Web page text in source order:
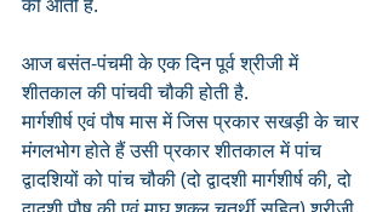
आज बसंत-पंचमी के एक दिन पूर्व श्रीजी में
शीतकाल की पांचवी चौकी होती है.
मार्गशीर्ष एवं पौष मास में जिस प्रकार सखड़ी के चार
मंगलभोग होते हैं उसी प्रकार शीतकाल में पांच
द्वादशियों को पांच चौकी (दो द्वादशी मार्गशीर्ष की, दो